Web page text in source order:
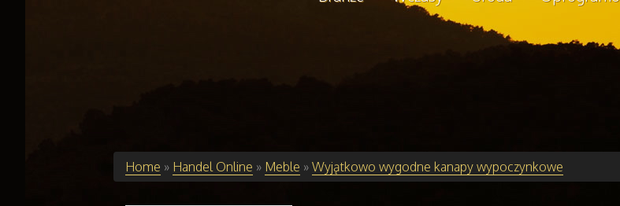
Home » Handel Online » Meble » Wyjątkowo wygodne kanapy wypoczynkowe